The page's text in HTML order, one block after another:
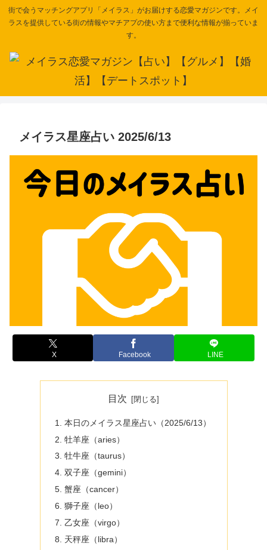
街で会うマッチングアプリ「メイラス」がお届けする恋愛マガジンです。メイ
ラスを提供している街の情報やマチアプの使い方まで便利な情報が揃っていま
す。
メイラス星座占い 2025/6/13
X Facebook LINE
目次
本日のメイラス星座占い（2025/6/13）
牡羊座（aries）
牡牛座（taurus）
双子座（gemini）
蟹座（cancer）
獅子座（leo）
乙女座（virgo）
天秤座（libra）